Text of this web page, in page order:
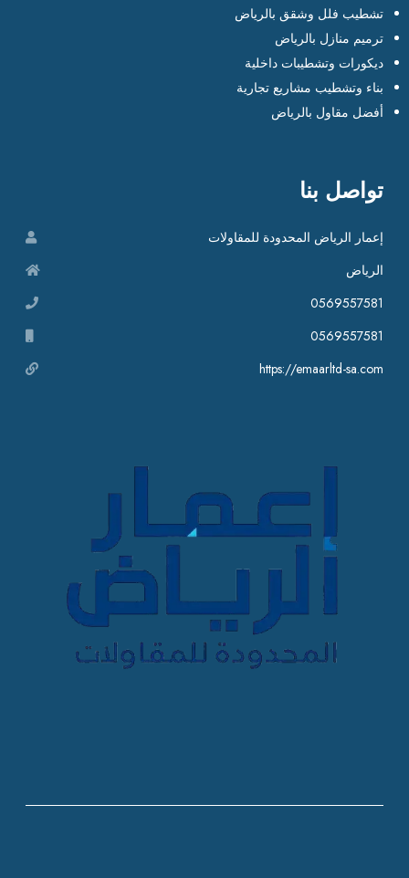
تشطيب فلل وشقق بالرياض
ترميم منازل بالرياض
ديكورات وتشطيبات داخلية
بناء وتشطيب مشاريع تجارية
أفضل مقاول بالرياض
تواصل بنا
إعمار الرياض المحدودة للمقاولات
الرياض
0569557581
0569557581
https://emaarltd-sa.com